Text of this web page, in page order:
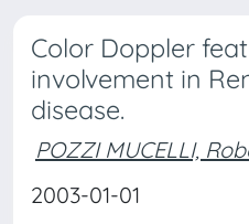
Color Doppler
involvement in
disease.
POZZI MUCELLI,
2003-01-01